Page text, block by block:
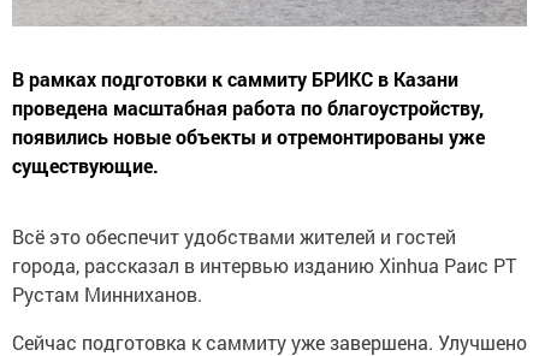
В рамках подготовки к саммиту БРИКС в Казани
проведена масштабная работа по благоустройству,
появились новые объекты и отремонтированы уже
существующие.
Всё это обеспечит удобствами жителей и гостей
города, рассказал в интервью изданию Xinhua Раис РТ
Рустам Минниханов.
Сейчас подготовка к саммиту уже завершена. Улучшено